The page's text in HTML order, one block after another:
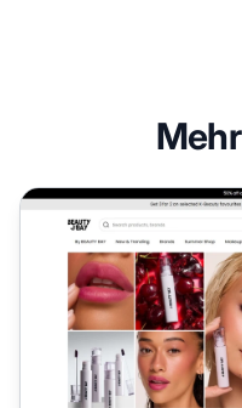
Beauty Bay Affiliate-